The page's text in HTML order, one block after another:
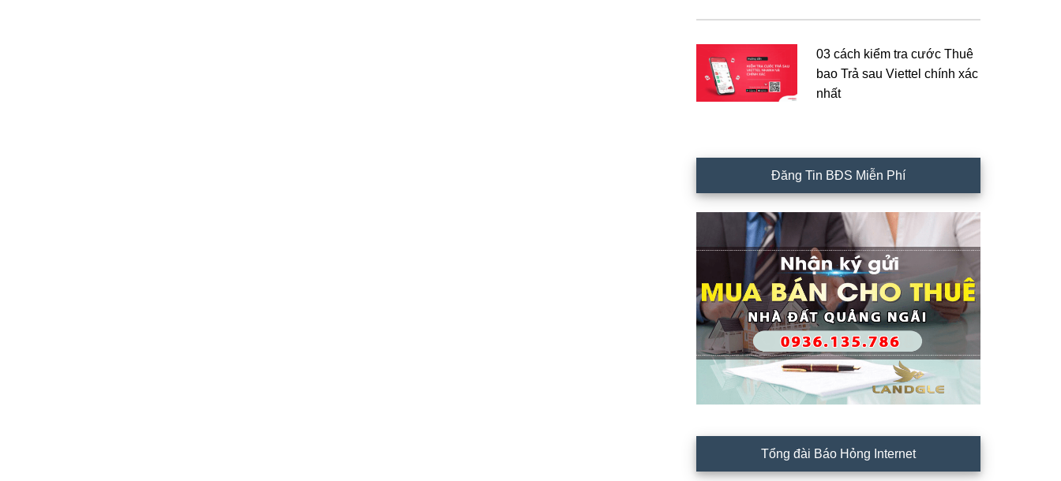
03 cách kiểm tra cước Thuê
bao Trả sau Viettel chính xác
nhất
Đăng Tin BĐS Miễn Phí
Tổng đài Báo Hỏng Internet